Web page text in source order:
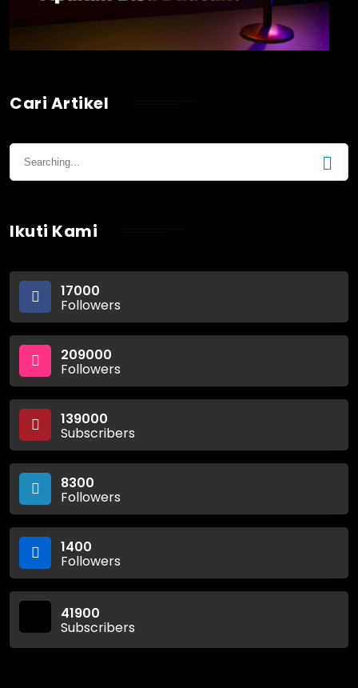
Cari Artikel
Ikuti Kami
17000
Followers
209000
Followers
139000
Subscribers
8300
Followers
1400
Followers
41900
Subscribers